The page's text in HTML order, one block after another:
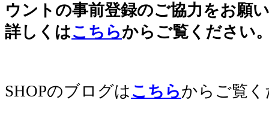
ウントの事前登録のご協力をお願
詳しくはこちらからご覧ください
SHOPのブログは こちらからご覧